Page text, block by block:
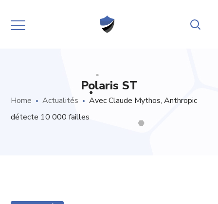
Polaris ST
Home Actualités
Avec Claude Mythos, Anthropic
détecte 10 000 failles